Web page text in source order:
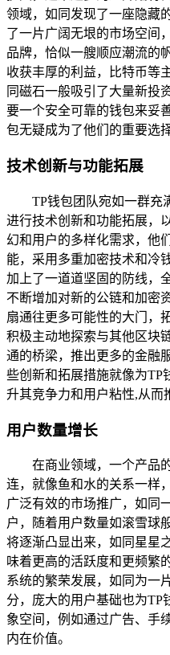
领域，如同发现了一座隐藏
了一片广阔无垠的市场空间
品牌，恰似一艘顺应潮流的
收获丰厚的利益，比特币等
同磁石一般吸引了大量新投
要一个安全可靠的钱包来妥
包无疑成为了他们的重要选
技术创新与功能拓展
TP钱包团队宛如一群充
进行技术创新和功能拓展，
幻和用户的多样化需求，他
能，采用多重加密技术和冷
加上了一道道坚固的防线，
不断增加对新的公链和加密
扇通往更多可能性的大门，
积极主动地探索与其他区块
通的桥梁，推出更多的金融
些创新和拓展措施就像为TP
升其竞争力和用户粘性,从而
用户数量增长
在商业领域，一个产品
连，就像鱼和水的关系一样
广泛有效的市场推广，如同
户，随着用户数量如滚雪球
将逐渐凸显出来，如同星星
味着更高的活跃度和更频繁
系统的繁荣发展，如同为一
分，庞大的用户基础也为TP
象空间，例如通过广告、手
内在价值。